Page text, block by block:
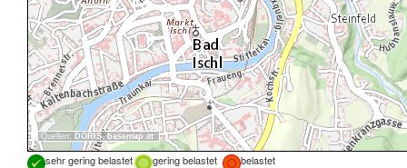
Quellen: DORIS, basemap.at
sehr gering belastet gering belastet
belastet